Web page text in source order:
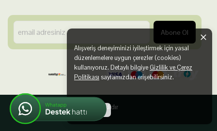
Alışveriş deneyiminizi iyileştirmek için yasal
düzenlemelere uygun çerezler (cookies)
kullanıyoruz. Detaylı bilgiye Gizlilik ve Çerez
Politikası sayfamızdan erişebilirsiniz.
Anladım
Abone Ol
©2025 Tüm Hakları Saklıdır